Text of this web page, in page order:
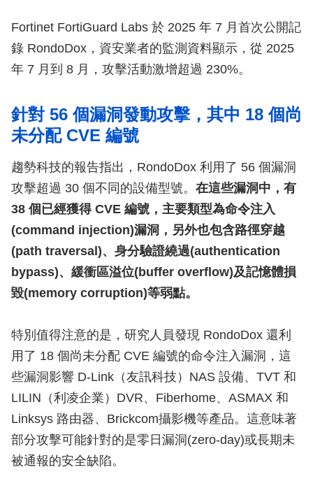
Fortinet FortiGuard Labs 於 2025 年 7 月首次公開記
錄 RondoDox，資安業者的監測資料顯示，從 2025
年 7 月到 8 月，攻擊活動激增超過 230%。
針對 56 個漏洞發動攻擊，其中 18 個尚
未分配 CVE 編號
趨勢科技的報告指出，RondoDox 利用了 56 個漏洞
攻擊超過 30 個不同的設備型號。 在這些漏洞中，有
38 個已經獲得 CVE 編號，主要類型為命令注入
(command injection)漏洞，另外也包含路徑穿越
(path traversal)、身分驗證繞過(authentication
bypass)、緩衝區溢位(buffer overflow)及記憶體損
毀(memory corruption)等弱點。
特別值得注意的是，研究人員發現 RondoDox 還利
用了 18 個尚未分配 CVE 編號的命令注入漏洞，這
些漏洞影響 D-Link（友訊科技）NAS 設備、TVT 和
LILIN（利凌企業）DVR、Fiberhome、ASMAX 和
Linksys 路由器、Brickcom攝影機等產品。這意味著
部分攻擊可能針對的是零日漏洞(zero-day)或長期未
被通報的安全缺陷。